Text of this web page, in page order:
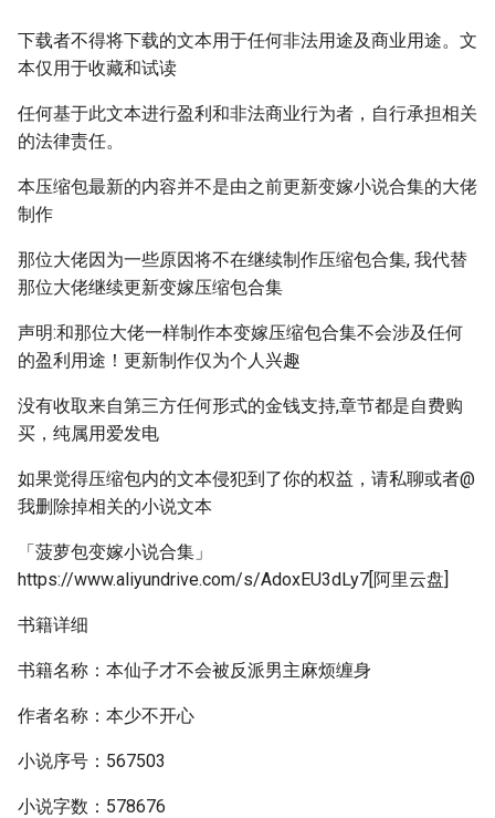
下载者不得将下载的文本用于任何非法用途及商业用途。文
本仅用于收藏和试读
任何基于此文本进行盈利和非法商业行为者，自行承担相关
的法律责任。
本压缩包最新的内容并不是由之前更新变嫁小说合集的大佬
制作
那位大佬因为一些原因将不在继续制作压缩包合集, 我代替
那位大佬继续更新变嫁压缩包合集
声明:和那位大佬一样制作本变嫁压缩包合集不会涉及任何
的盈利用途！更新制作仅为个人兴趣
没有收取来自第三方任何形式的金钱支持,章节都是自费购
买，纯属用爱发电
如果觉得压缩包内的文本侵犯到了你的权益，请私聊或者@
我删除掉相关的小说文本
「菠萝包变嫁小说合集」
https://www.aliyundrive.com/s/AdoxEU3dLy7[阿里云盘]
书籍详细
书籍名称：本仙子才不会被反派男主麻烦缠身
作者名称：本少不开心
小说序号：567503
小说字数：578676